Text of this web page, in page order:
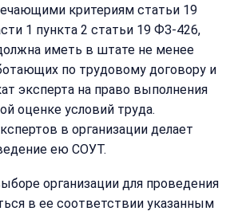
Закрыть
меню
критериям статьи 19
1 пункта 2 статьи 19 ФЗ-426,
иметь в штате не менее
по трудовому договору и
эксперта на право выполнения
оценке условий труда.
в организации делает
ею СОУТ.
организации для проведения
в ее соответствии указанным